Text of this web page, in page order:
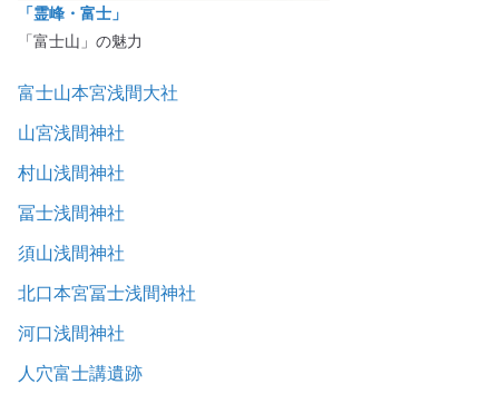
「霊峰・富士」
「富士山」の魅力
富士山本宮浅間大社
山宮浅間神社
村山浅間神社
冨士浅間神社
須山浅間神社
北口本宮冨士浅間神社
河口浅間神社
人穴富士講遺跡